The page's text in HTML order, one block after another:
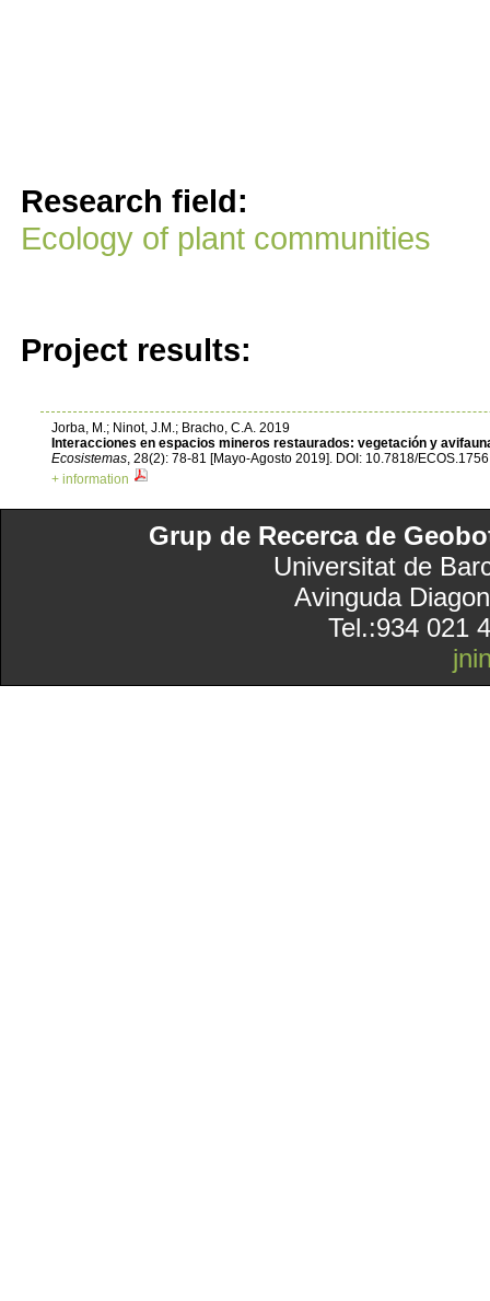
Research field:
Ecology of plant communities
Project results:
Jorba, M.; Ninot, J.M.; Bracho, C.A. 2019
Interacciones en espacios mineros restaurados: vegetación y
Ecosistemas, 28(2): 78-81 [Mayo-Agosto 2019]. DOI: 10.7818/ECOS.1756
+ information
Grup de Recerca de
Universitat de
Avinguda
Tel.:934 021